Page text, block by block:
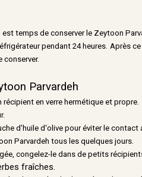
temps de conserver le Zeytoon
pendant 24 heures. Après
conserver.
Parvardeh
récipient en verre hermétique et propre.
d'huile d'olive pour éviter le contact
Parvardeh tous les quelques jours.
congelez-le dans de petits
fraîches.